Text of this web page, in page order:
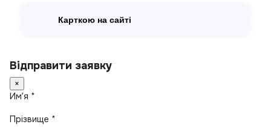
Карткою на сайті
Відправити заявку
×
Имʼя *
Прізвище *